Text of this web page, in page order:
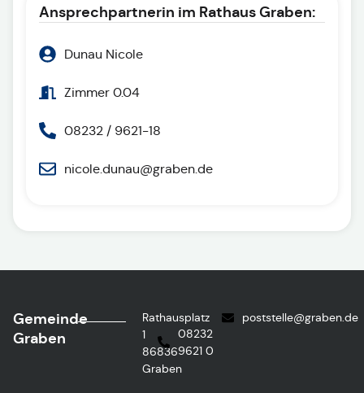
Ansprechpartnerin im Rathaus Graben:
Dunau Nicole
Zimmer 0.04
08232 / 9621-18
nicole.dunau@graben.de
Gemeinde
Graben
Rathausplatz
1
86836
Graben
08232
9621 0
poststelle@graben.de